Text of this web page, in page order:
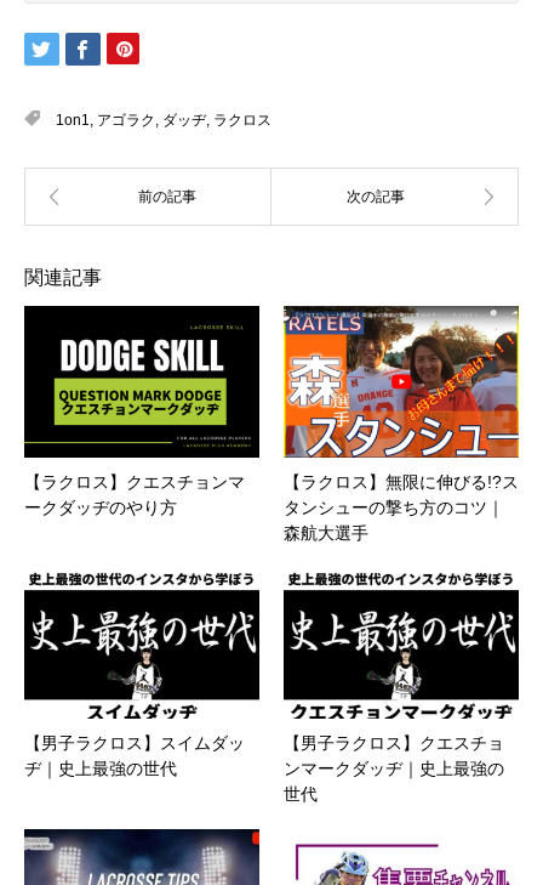
1on1, アゴラク , ダッヂ, ラクロス
関連記事
【ラクロス】クエスチョンマ
ークダッヂのやり方
【ラクロス】無限に伸びる!?ス
タンシューの撃ち方のコツ｜
森航大選手
【男子ラクロス】スイムダッ
ヂ｜史上最強の世代
【男子ラクロス】クエスチョ
ンマークダッヂ｜史上最強の
世代